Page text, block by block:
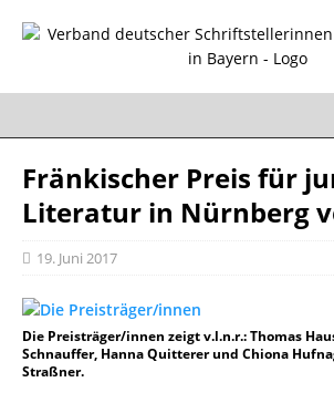
Fränkischer Preis für
Literatur in Nürnberg
19. Juni 2017
Die Preisträger/innen zeigt v.l.n.r.: Thomas
Schnauffer, Hanna Quitterer und Chiona
Straßner.